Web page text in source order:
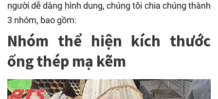
người dễ dàng hình dung, chúng tôi chia chúng thành
3 nhóm, bao gồm:
Nhóm thể hiện kích thước
ống thép mạ kẽm